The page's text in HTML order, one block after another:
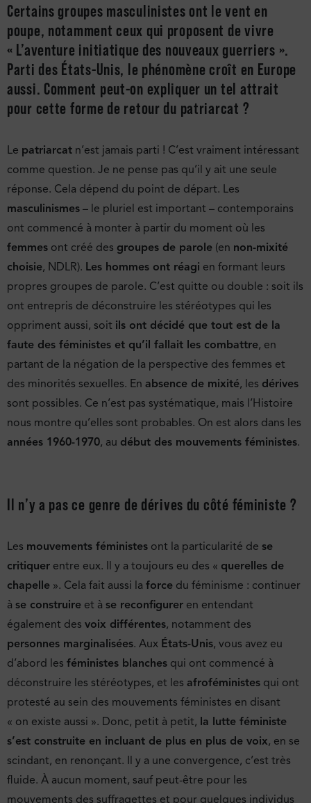
Certains groupes masculinistes ont le vent en
poupe, notamment ceux qui proposent de vivre
« L’aventure initiatique des nouveaux guerriers ».
Parti des États-Unis, le phénomène croît en Europe
aussi. Comment peut-on expliquer un tel attrait
pour cette forme de retour du patriarcat ?
Le patriarcat n’est jamais parti ! C’est vraiment intéressant
comme question. Je ne pense pas qu’il y ait une seule
réponse. Cela dépend du point de départ. Les
masculinismes – le pluriel est important – contemporains
ont commencé à monter à partir du moment où les
femmes ont créé des groupes de parole (en non-mixité
choisie, NDLR). Les hommes ont réagi en formant leurs
propres groupes de parole. C’est quitte ou double : soit ils
ont entrepris de déconstruire les stéréotypes qui les
oppriment aussi, soit ils ont décidé que tout est de la
faute des féministes et qu’il fallait les combattre, en
partant de la négation de la perspective des femmes et
des minorités sexuelles. En absence de mixité, les dérives
sont possibles. Ce n’est pas systématique, mais l’Histoire
nous montre qu’elles sont probables. On est alors dans les
années 1960-1970, au début des mouvements féministes.
Il n’y a pas ce genre de dérives du côté féministe ?
Les mouvements féministes ont la particularité de se
critiquer entre eux. Il y a toujours eu des « querelles de
chapelle ». Cela fait aussi la force du féminisme : continuer
à se construire et à se reconfigurer en entendant
également des voix différentes, notamment des
personnes marginalisées. Aux États-Unis, vous avez eu
d’abord les féministes blanches qui ont commencé à
déconstruire les stéréotypes, et les afroféministes qui ont
protesté au sein des mouvements féministes en disant
« on existe aussi ». Donc, petit à petit, la lutte féministe
s’est construite en incluant de plus en plus de voix, en se
scindant, en renonçant. Il y a une convergence, c’est très
fluide. À aucun moment, sauf peut-être pour les
mouvements des suffragettes et pour quelques individus